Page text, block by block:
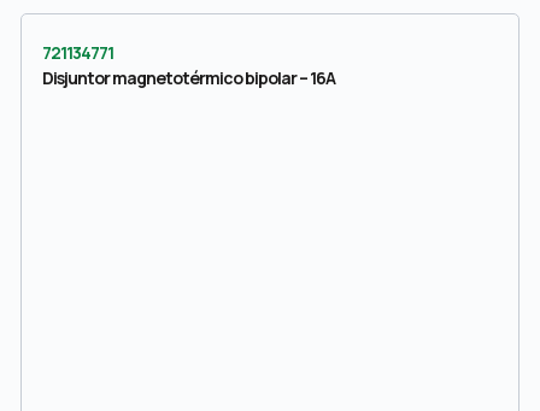
721134771
Disjuntor magnetotérmico bipolar – 16A